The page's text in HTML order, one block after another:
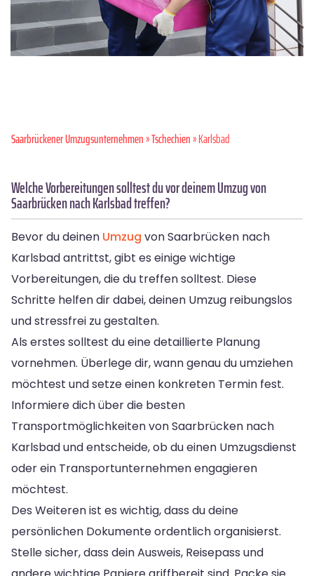
Saarbrückener Umzugsunternehmen»Tschechien» Karlsbad
Welche Vorbereitungen solltest du vor deinem Umzug von
Saarbrücken nach Karlsbad treffen?
Bevor du deinen Umzug von Saarbrücken nach
Karlsbad antrittst, gibt es einige wichtige
Vorbereitungen, die du treffen solltest. Diese
Schritte helfen dir dabei, deinen Umzug reibungslos
und stressfrei zu gestalten.
Als erstes solltest du eine detaillierte Planung
vornehmen. Überlege dir, wann genau du umziehen
möchtest und setze einen konkreten Termin fest.
Informiere dich über die besten
Transportmöglichkeiten von Saarbrücken nach
Karlsbad und entscheide, ob du einen Umzugsdienst
oder ein Transportunternehmen engagieren
möchtest.
Des Weiteren ist es wichtig, dass du deine
persönlichen Dokumente ordentlich organisierst.
Stelle sicher, dass dein Ausweis, Reisepass und